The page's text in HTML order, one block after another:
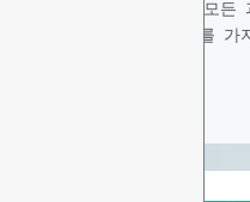
아닙니다.다만 “모
아보자”는 목표를